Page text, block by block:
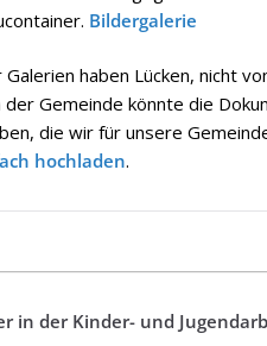
Bildergalerie
Galerien haben Lücken, nicht
der Gemeinde könnte die
die wir für unsere
hochladen.
in der Kinder- und